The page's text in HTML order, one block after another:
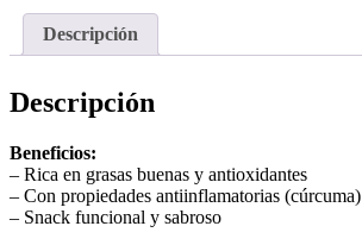
Descripción
Descripción
Beneficios:
– Rica en grasas buenas y antioxidantes
– Con propiedades antiinflamatorias (cúrcuma)
– Snack funcional y sabroso